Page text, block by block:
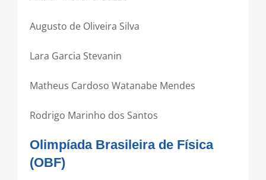
Augusto de Oliveira Silva
Lara Garcia Stevanin
Matheus Cardoso Watanabe Mendes
Rodrigo Marinho dos Santos
Olimpíada Brasileira de Física
(OBF)